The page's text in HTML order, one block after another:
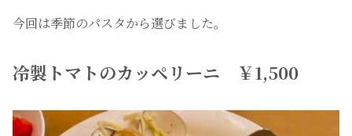
今回は季節のパスタから選びました。
冷製トマトのカッペリーニ ￥1,500